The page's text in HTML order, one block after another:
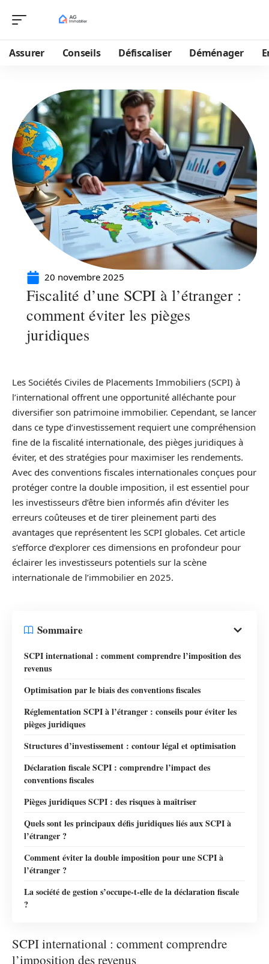
Assurer Conseils Défiscaliser Déménager
20 novembre 2025
Fiscalité d’une SCPI à l’étranger :
comment éviter les pièges
juridiques
Les Sociétés Civiles de Placements Immobiliers (SCPI) à
l’international offrent une opportunité alléchante pour
diversifier son patrimoine immobilier. Cependant, se lancer
dans ce type d’investissement requiert une compréhension
fine de la fiscalité internationale, des pièges juridiques à
éviter, et des stratégies pour maximiser les rendements.
Avec des conventions fiscales internationales conçues pour
protéger contre la double imposition, il est essentiel pour
les investisseurs d’être bien informés afin d’éviter les
erreurs coûteuses et de tirer pleinement parti des
avantages que représentent les SCPI globales. Cet article
s’efforce d’explorer ces dimensions en profondeur pour
éclairer les investisseurs potentiels sur la scène
internationale de l’immobilier en 2025.
Sommaire
SCPI international : comment comprendre l’imposition des
revenus
Optimisation par le biais des conventions fiscales
Réglementation SCPI à l’étranger : conseils pour éviter les
pièges juridiques
Structures d’investissement : contour légal et optimisation
Déclaration fiscale SCPI : comprendre l’impact des
conventions fiscales
Pièges juridiques SCPI : des risques à maîtriser
Quels sont les principaux défis juridiques liés aux SCPI à
l’étranger ?
Comment éviter la double imposition pour une SCPI à
l’étranger ?
La société de gestion s’occupe-t-elle de la déclaration fiscale
?
SCPI international : comment comprendre
l’imposition des revenus